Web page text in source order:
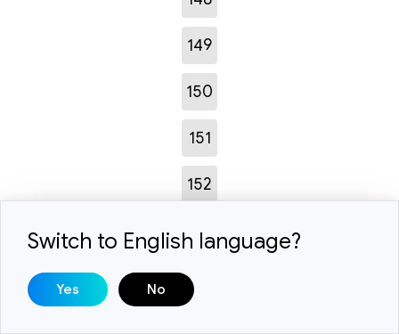
149
150
151
152
153
154
Switch to English language?
Yes No